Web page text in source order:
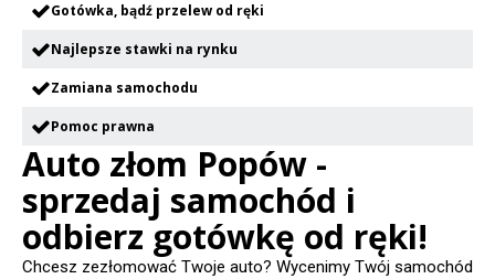
Gotówka, bądź przelew od ręki
Najlepsze stawki na rynku
Zamiana samochodu
Pomoc prawna
Auto złom Popów -
sprzedaj samochód i
odbierz gotówkę od ręki!
Chcesz zezłomować Twoje auto? Wycenimy Twój samochód